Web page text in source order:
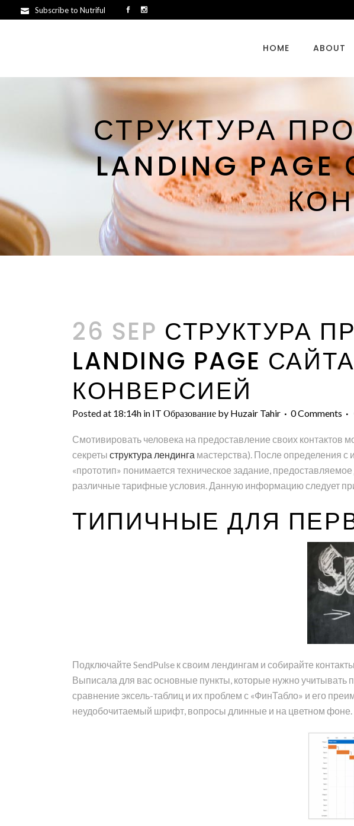
Subscribe to Nutriful
HOME ABOUT
СТРУКТУРА
LANDING
26 SEP СТРУКТУРА
LANDING PAGE
КОНВЕРСИЕЙ
Posted at 18:14h in IT Образование by Huzair Tahir 0 Comments
Смотивировать человека на предоставление своих контактов
секреты структура лендинга мастерства). После определения с
«прототип» понимается техническое задание,
различные тарифные условия. Данную информацию следует
ТИПИЧНЫЕ ДЛЯ
Подключайте SendPulse к своим лендингам и собирайте
Выписала для вас основные пункты, которые нужно учитывать
сравнение эксель-таблиц и их проблем с «ФинТабло» и его
неудобочитаемый шрифт, вопросы длинные и на цветном фоне.